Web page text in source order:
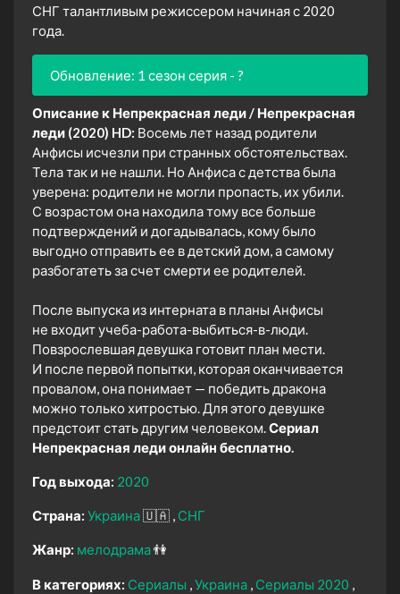
СНГ талантливым режиссером начиная с 2020
года.
Обновление: 1 сезон серия - ?
Описание к Непрекрасная леди / Непрекрасная
леди (2020) HD: Восемь лет назад родители
Анфисы исчезли при странных обстоятельствах.
Тела так и не нашли. Но Анфиса с детства была
уверена: родители не могли пропасть, их убили.
С возрастом она находила тому все больше
подтверждений и догадывалась, кому было
выгодно отправить ее в детский дом, а самому
разбогатеть за счет смерти ее родителей.
После выпуска из интерната в планы Анфисы
не входит учеба-работа-выбиться-в-люди.
Повзрослевшая девушка готовит план мести.
И после первой попытки, которая оканчивается
провалом, она понимает — победить дракона
можно только хитростью. Для этого девушке
предстоит стать другим человеком.Сериал
Непрекрасная леди онлайн бесплатно.
Год выхода: 2020
Страна: Украина🇺🇦 СНГ
Жанр: мелодрама👫
В категориях: Сериалы Украина Сериалы 2020